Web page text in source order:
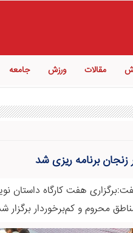
مقالات ورزش جامعه
برنامه ریزی شد
هفت کارگاه داستان
محروم و کم‌برخوردار